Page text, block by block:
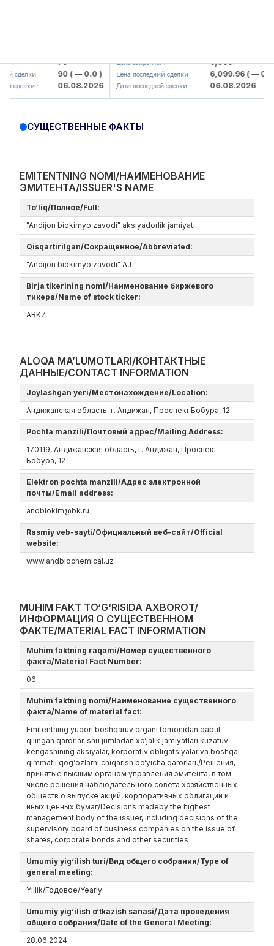
: 79
сделки : 90( — 0.0 )
сделки : 06.08.2026
Цена закрытия : 6,099
Цена последний сделки : 6,099.96( — 0.0 )
Дата последней сделки : 06.08.2026
СУЩЕСТВЕННЫЕ ФАКТЫ
EMITENTNING NOMI/НАИМЕНОВАНИЕ
ЭМИТЕНТА/ISSUER'S NAME
To‘liq/Полное/Full:
"Andijon biokimyo zavodi" aksiyadorlik jamiyati
Qisqartirilgan/Сокращенное/Abbreviated:
"Andijon biokimyo zavodi" AJ
Birja tikerining nomi/Наименование биржевого
тикера/Name of stock ticker:
ABKZ
ALOQA MA’LUMOTLARI/КОНТАКТНЫЕ
ДАННЫЕ/CONTACT INFORMATION
Joylashgan yeri/Местонахождение/Location:
Андижанская область, г. Андижан, Проспект Бобура, 12
Pochta manzili/Почтовый адрес/Mailing Address:
170119, Андижанская область, г. Андижан, Проспект
Бобура, 12
Elektron pochta manzili/Адрес электронной
почты/Email address:
andbiokim@bk.ru
Rasmiy veb-sayti/Официальный веб-сайт/Official
website:
www.andbiochemical.uz
MUHIM FAKT TO‘G‘RISIDA AXBOROT/
ИНФОРМАЦИЯ О СУЩЕСТВЕННОМ
ФАКТЕ/MATERIAL FACT INFORMATION
Muhim faktning raqami/Номер существенного
факта/Material Fact Number:
06
Muhim faktning nomi/Наименование существенного
факта/Name of material fact:
Emitentning yuqori boshqaruv organi tomonidan qabul
qilingan qarorlar, shu jumladan xo‘jalik jamiyatlari kuzatuv
kengashining aksiyalar, korporativ obligatsiyalar va boshqa
qimmatli qog‘ozlarni chiqarish bo‘yicha qarorlari./Решения,
принятые высшим органом управления эмитента, в том
числе решения наблюдательного совета хозяйственных
обществ о выпуске акций, корпоративных облигаций и
иных ценных бумаг/Decisions madeby the highest
management body of the issuer, including decisions of the
supervisory board of business companies on the issue of
shares, corporate bonds and other securities
Umumiy yig‘ilish turi/Вид общего собрания/Type of
general meeting:
Yillik/Годовое/Yearly
Umumiy yig‘ilish o‘tkazish sanasi/Дата проведения
общего собрания/Date of the General Meeting:
28.06.2024